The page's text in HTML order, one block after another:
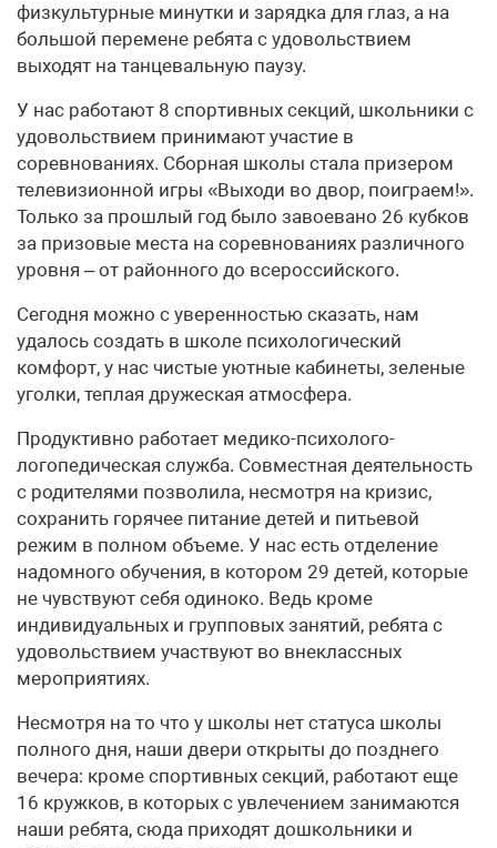
физкультурные минутки и зарядка для глаз, а на
большой перемене ребята с удовольствием
выходят на танцевальную паузу.
У нас работают 8 спортивных секций, школьники с
удовольствием принимают участие в
соревнованиях. Сборная школы стала призером
телевизионной игры «Выходи во двор, поиграем!».
Только за прошлый год было завоевано 26 кубков
за призовые места на соревнованиях различного
уровня – от районного до всероссийского.
Сегодня можно с уверенностью сказать, нам
удалось создать в школе психологический
комфорт, у нас чистые уютные кабинеты, зеленые
уголки, теплая дружеская атмосфера.
Продуктивно работает медико-психолого-
логопедическая служба. Совместная деятельность
с родителями позволила, несмотря на кризис,
сохранить горячее питание детей и питьевой
режим в полном объеме. У нас есть отделение
надомного обучения, в котором 29 детей, которые
не чувствуют себя одиноко. Ведь кроме
индивидуальных и групповых занятий, ребята с
удовольствием участвуют во внеклассных
мероприятиях.
Несмотря на то что у школы нет статуса школы
полного дня, наши двери открыты до позднего
вечера: кроме спортивных секций, работают еще
16 кружков, в которых с увлечением занимаются
наши ребята, сюда приходят дошкольники и